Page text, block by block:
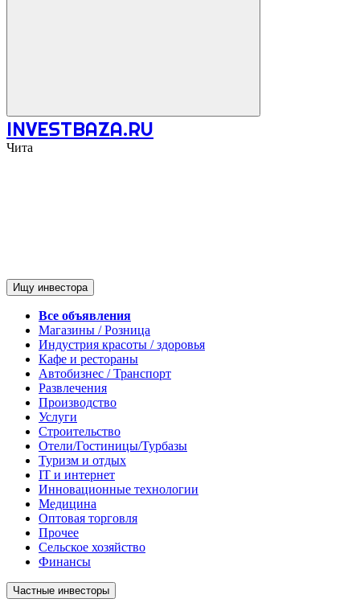
INVESTBAZA.RU
Чита
Ищу инвестора
Все объявления
Магазины / Розница
Индустрия красоты / здоровья
Кафе и рестораны
Автобизнес / Транспорт
Развлечения
Производство
Услуги
Строительство
Отели/Гостиницы/Турбазы
Туризм и отдых
IT и интернет
Инновационные технологии
Медицина
Оптовая торговля
Прочее
Сельское хозяйство
Финансы
Частные инвесторы